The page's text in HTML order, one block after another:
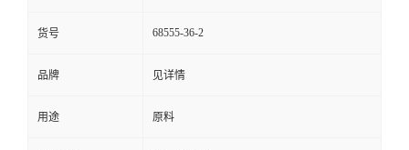
货号 68555-36-2
品牌 见详情
用途 原料